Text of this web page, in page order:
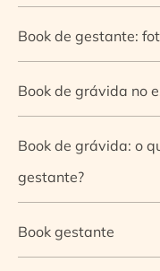
Book de gestante:
Book de grávida no
Book de grávida: o
gestante?
Book gestante